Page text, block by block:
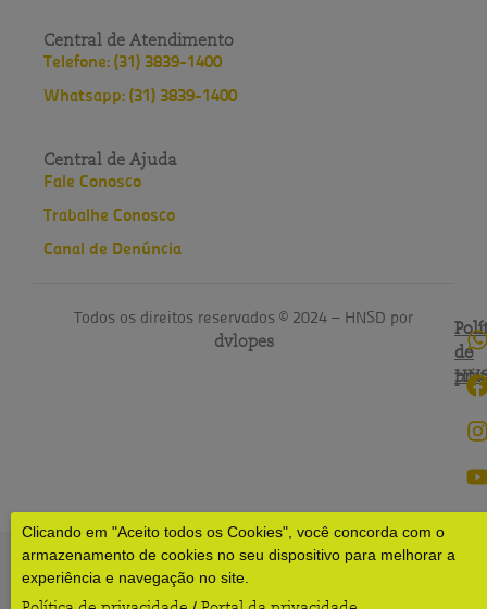
Clicando em "Aceito todos os Cookies", você concorda com o
armazenamento de cookies no seu dispositivo para melhorar a
experiência e navegação no site.
Central de Atendimento
Telefone: (31) 3839-1400
Whatsapp: (31) 3839-1400
Central de Ajuda
Fale Conosco
Trabalhe Conosco
Canal de Denúncia
Todos os direitos reservados © 2024 – HNSD por
dvlopes
de
do